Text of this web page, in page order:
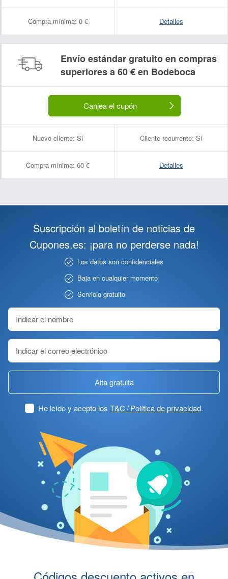
Compra mínima: 0 € Detalles
Envío estándar gratuito en compras
superiores a 60 € en Bodeboca
Canjea el cupón
Nuevo cliente: Sí Cliente recurrente: Sí
Compra mínima: 60 € Detalles
Suscripción al boletín de noticias de
Cupones.es: ¡para no perderse nada!
Los datos son confidenciales
Baja en cualquier momento
Servicio gratuito
Alta gratuita
He leído y acepto los T&C / Política de privacidad.